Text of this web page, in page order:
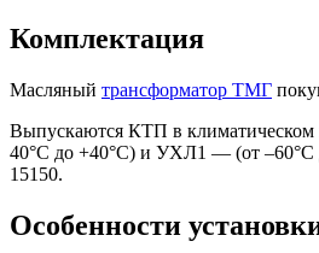
Комплектация
Масляный трансформатор ТМГ
Выпускаются КТП в климатическом
40°C до +40°C) и УХЛ1 — (от
15150.
Особенности